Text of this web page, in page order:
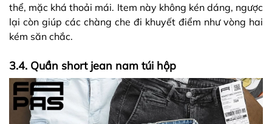
thể, mặc khá thoải mái. Item này không kén dáng, ngược
lại còn giúp các chàng che đi khuyết điểm như vòng hai
kém săn chắc.
3.4. Quần short jean nam túi hộp